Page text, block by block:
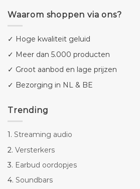
Waarom shoppen via ons?
✓ Hoge kwaliteit geluid
✓ Meer dan 5.000 producten
✓ Groot aanbod en lage prijzen
✓ Bezorging in NL & BE
Trending
1. Streaming audio
2. Versterkers
3. Earbud oordopjes
4. Soundbars